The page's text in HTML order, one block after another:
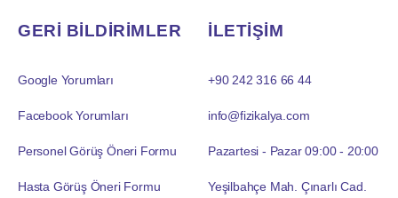
GERİ BİLDİRİMLER
Google Yorumları
Facebook Yorumları
Personel Görüş Öneri Formu
Hasta Görüş Öneri Formu
İLETİŞİM
+90 242 316 66 44
info@fizikalya.com
Pazartesi - Pazar 09:00 - 20:00
Yeşilbahçe Mah. Çınarlı Cad.